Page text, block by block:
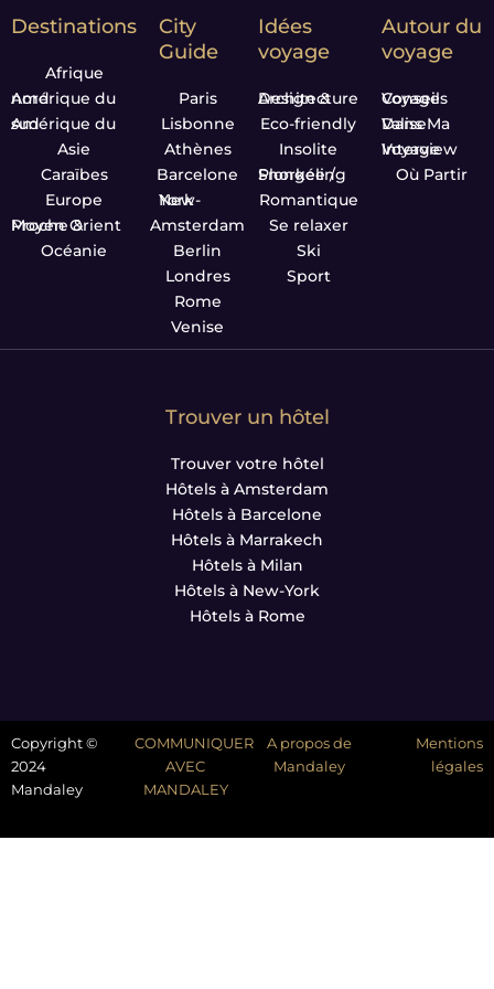
Destinations
Afrique
Amérique du nord
Amérique du sud
Asie
Caraïbes
Europe
Proche & Moyen Orient
Océanie
City
Guide
Paris
Lisbonne
Athènes
Barcelone
New-York
Amsterdam
Berlin
Londres
Rome
Venise
Idées
voyage
Design & Architecture
Eco-friendly
Insolite
Plongée / Snorkeling
Romantique
Se relaxer
Ski
Sport
Autour du
voyage
Conseils Voyage
Dans Ma Valise
Interview Voyage
Où Partir
Trouver un hôtel
Trouver votre hôtel
Hôtels à Amsterdam
Hôtels à Barcelone
Hôtels à Marrakech
Hôtels à Milan
Hôtels à New-York
Hôtels à Rome
Copyright ©
2024
Mandaley
COMMUNIQUER
AVEC
MANDALEY
A propos de
Mandaley
Mentions
légales